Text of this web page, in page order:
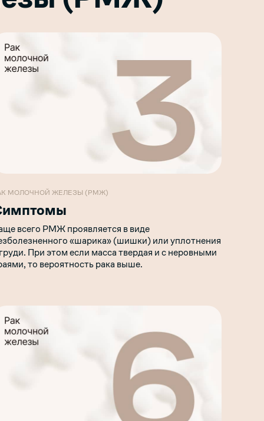
МОЛОЧНОЙ ЖЕЛЕЗЫ (РМЖ)
всего РМЖ проявляется в виде
«шарика» (шишки) или уплотнения
При этом если масса твердая и с неровными
то вероятность рака выше.